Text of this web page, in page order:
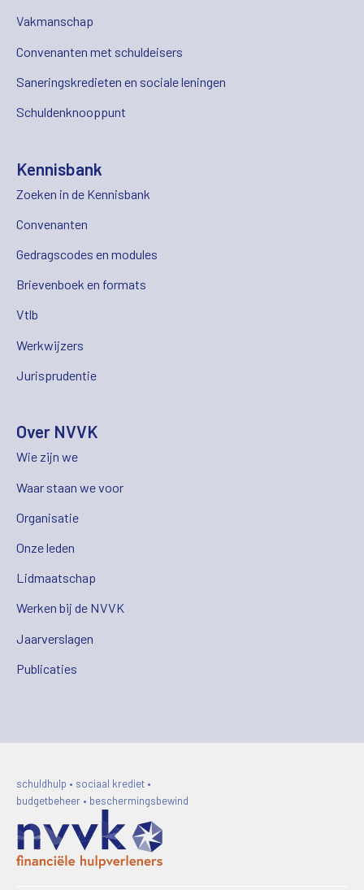
Vakmanschap
Convenanten met schuldeisers
Saneringskredieten en sociale leningen
Schuldenknooppunt
Kennisbank
Zoeken in de Kennisbank
Convenanten
Gedragscodes en modules
Brievenboek en formats
Vtlb
Werkwijzers
Jurisprudentie
Over NVVK
Wie zijn we
Waar staan we voor
Organisatie
Onze leden
Lidmaatschap
Werken bij de NVVK
Jaarverslagen
Publicaties
schuldhulp • sociaal krediet •
budgetbeheer • beschermingsbewind